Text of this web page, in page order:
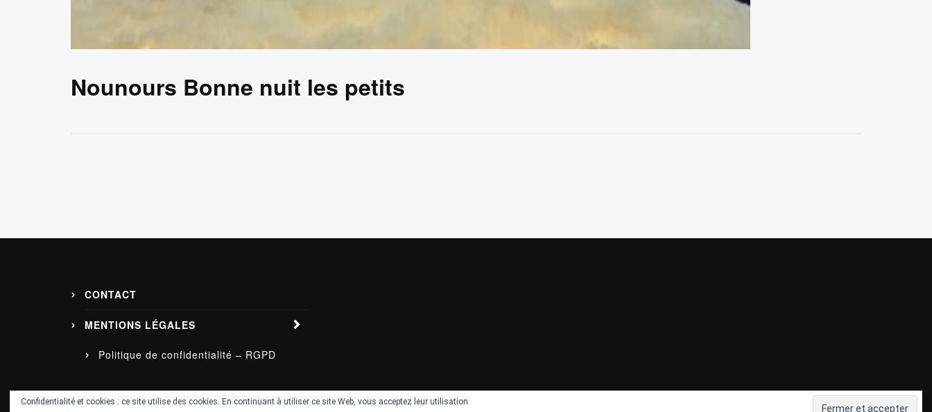
Nounours Bonne nuit les petits
CONTACT
MENTIONS LÉGALES
Politique de confidentialité – RGPD
Confidentialité et cookies : ce site utilise des cookies. En continuant à utiliser ce site Web, vous acceptez leur utilisation.